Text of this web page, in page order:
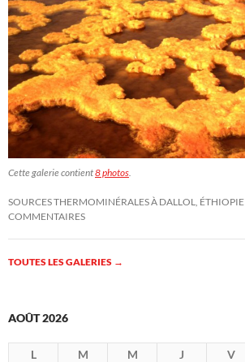
Cette galerie contient8 photos
SOURCES THERMOMINÉRALES À DALLOL, ÉTHIOPIE
COMMENTAIRES
TOUTES LES GALERIES →
AOÛT 2026
L M M J V